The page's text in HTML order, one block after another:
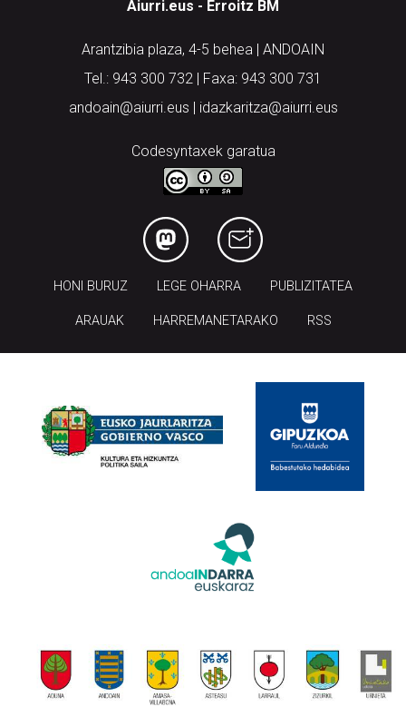
Aiurri.eus - Erroitz BM
Arantzibia plaza, 4-5 behea | ANDOAIN
Tel.: 943 300 732 | Faxa: 943 300 731
andoain@aiurri.eus | idazkaritza@aiurri.eus
Codesyntaxek garatua
HONI BURUZ LEGE OHARRA PUBLIZITATEA
ARAUAK HARREMANETARAKO RSS